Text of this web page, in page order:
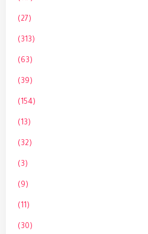
(27)
(313)
(63)
(39)
(154)
(13)
(32)
(3)
(9)
(11)
(30)